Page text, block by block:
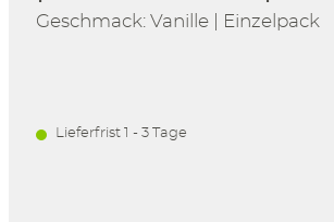
Geschmack: Vanille | Einzelpack
Lieferfrist 1 - 3 Tage